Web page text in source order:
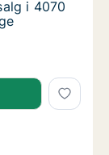
i 4070
i 4070
i 4070
i 4160
Herlufmagle,